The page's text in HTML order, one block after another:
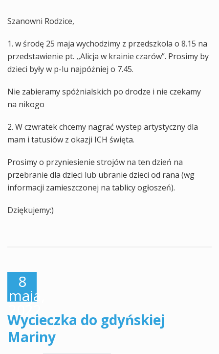
Szanowni Rodzice,
1. w środę 25 maja wychodzimy z przedszkola o 8.15 na
przedstawienie pt. ,,Alicja w krainie czarów”. Prosimy by
dzieci były w p-lu najpóżniej o 7.45.
Nie zabieramy spóżnialskich po drodze i nie czekamy
na nikogo
2. W czwratek chcemy nagrać wystep artystyczny dla
mam i tatusiów z okazji ICH święta.
Prosimy o przyniesienie strojów na ten dzień na
przebranie dla dzieci lub ubranie dzieci od rana (wg
informacji zamieszczonej na tablicy ogłoszeń).
Dziękujemy:)
8
maja,
2022
Wycieczka do gdyńskiej
Mariny